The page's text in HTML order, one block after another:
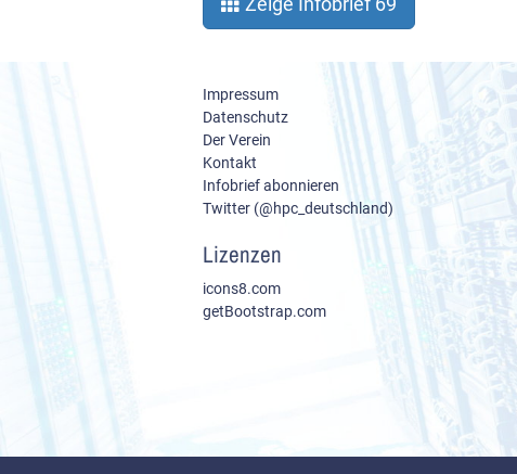
Impressum
Datenschutz
Der Verein
Kontakt
Infobrief abonnieren
Twitter (@hpc_deutschland)
Lizenzen
icons8.com
getBootstrap.com